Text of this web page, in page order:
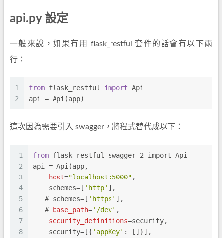
api.py 設定
一般來說，如果有用 flask_restful 套件的話會有以下兩
行：
1
2
from flask_restful import Api
api = Api(app)
這次因為需要引入 swagger，將程式替代成以下：
1
2
3
4
5
6
7
8
from flask_restful_swagger_2 import Api
api = Api(app,
host="localhost:5000" ,
    schemes=[
'http' ],
   # schemes=[
'https' ],
   #
base_path='/dev' ,
security_definitions=security,
    security=[{
'appKey' : []}],